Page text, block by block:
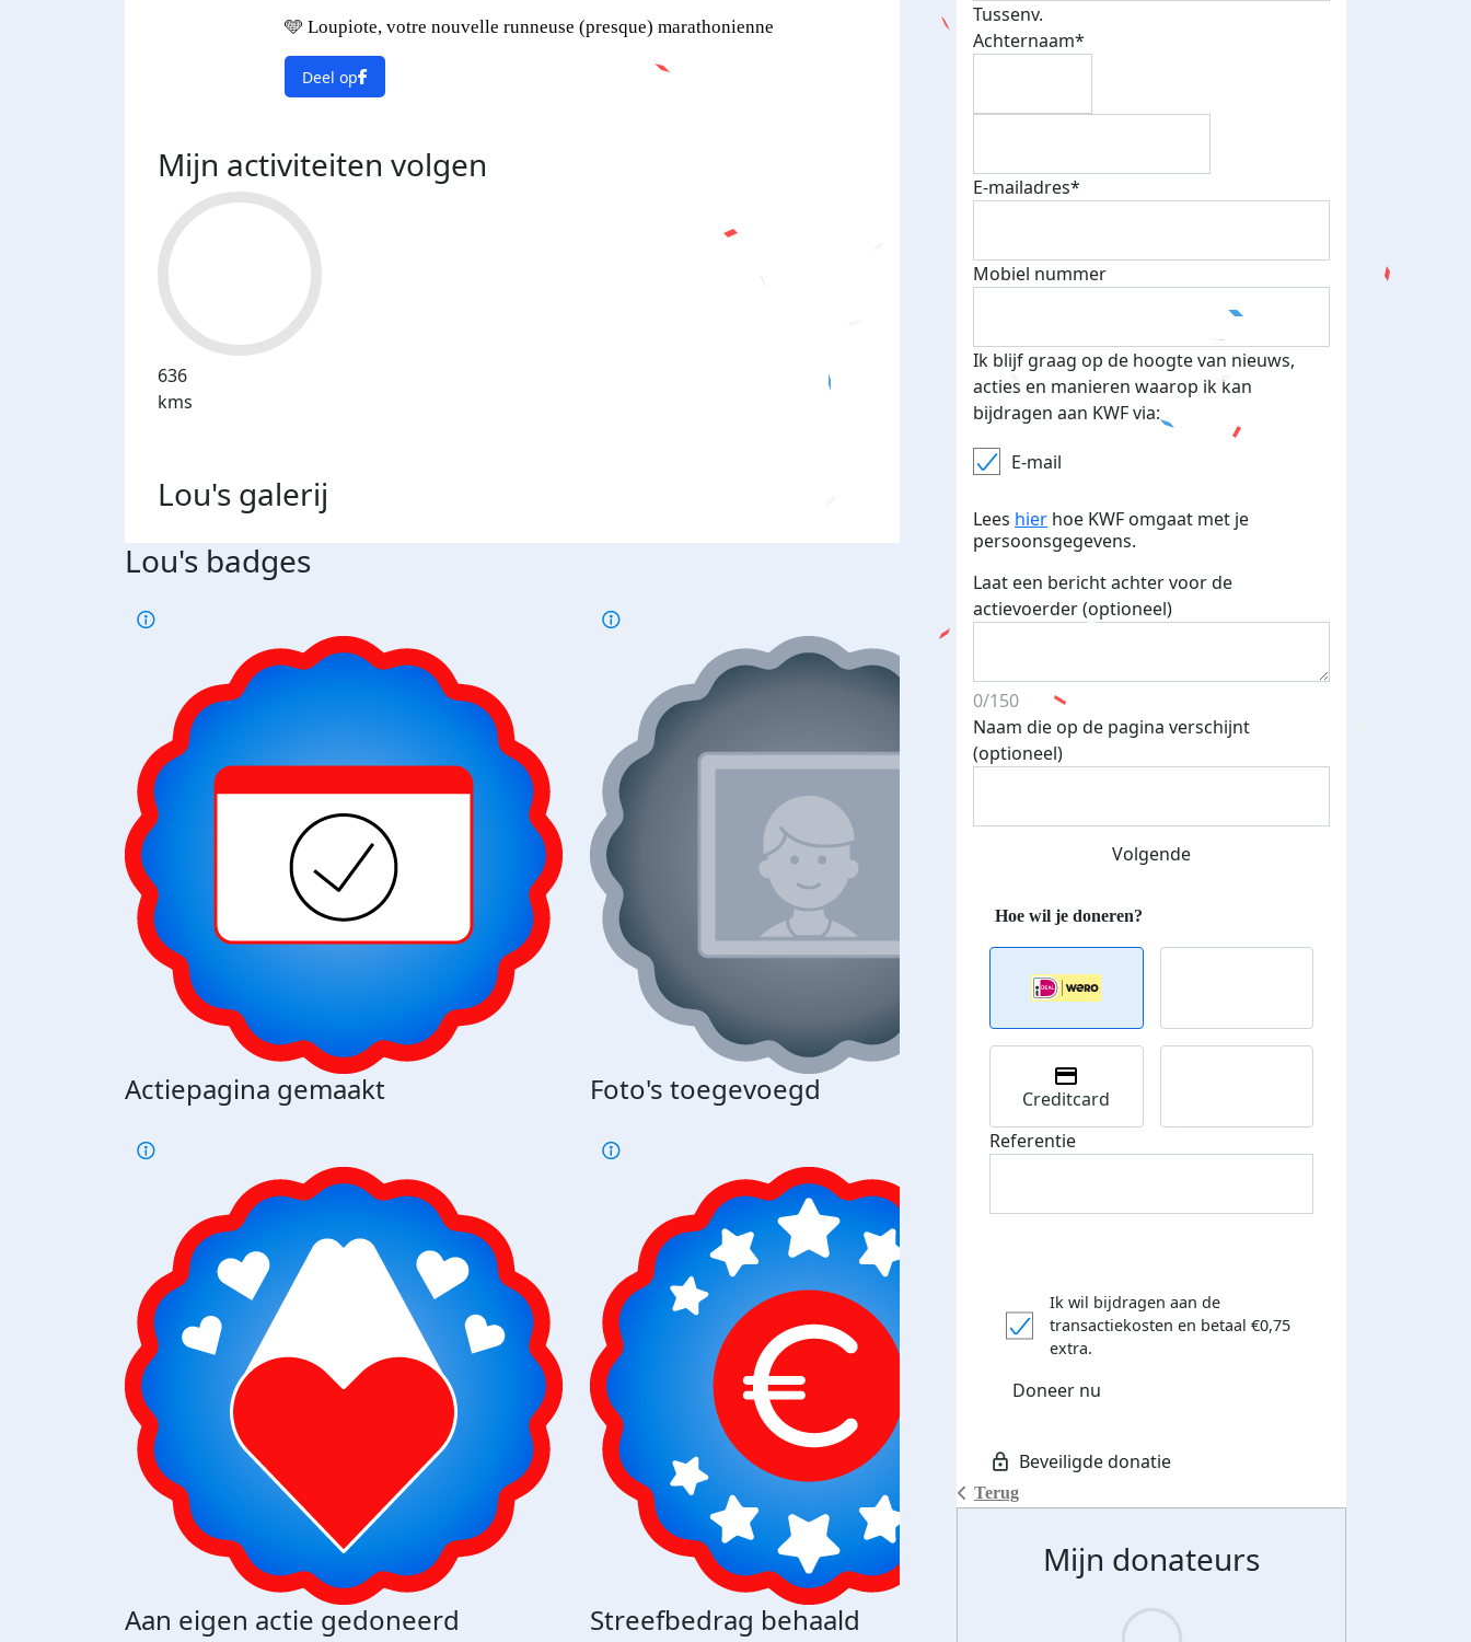
🩵 Loupiote, votre nouvelle runneuse (presque) marathonienne
Deel op
Mijn activiteiten volgen
636
kms
Lou's galerij
Lou's badges
Actiepagina gemaakt Foto's toegevoegd E-mails verstuurd
Aan eigen actie gedoneerd Streefbedrag behaald Streefbedrag verhoogd
€500 euro opgehaald: t-shirt
verdiend
Tussenv.
Achternaam*
E-mailadres*
Mobiel nummer
Ik blijf graag op de hoogte van nieuws,
acties en manieren waarop ik kan
bijdragen aan KWF via:
E-mail
Lees hier hoe KWF omgaat met je
persoonsgegevens.
Laat een bericht achter voor de
actievoerder (optioneel)
0/150
Naam die op de pagina verschijnt
(optioneel)
Volgende
Terug
Creditcard
Referentie
Ik wil bijdragen aan de
transactiekosten en betaal €0,75
extra.
Doneer nu
Mijn donateurs